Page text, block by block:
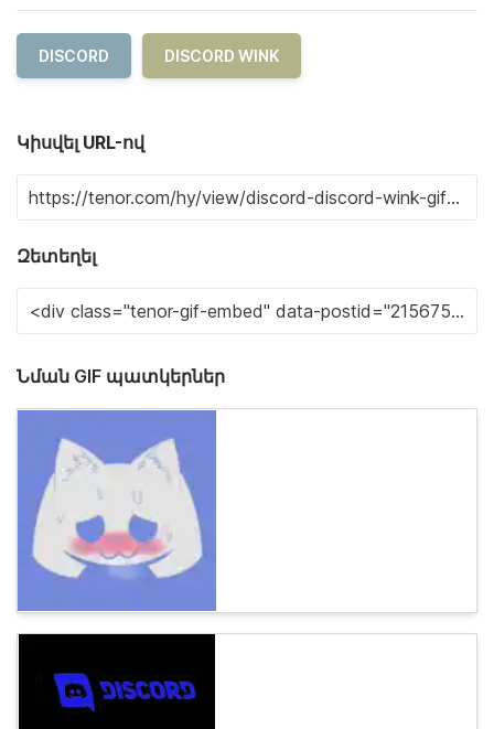
DISCORD DISCORD WINK
Կիսվել URL-ով
Զետեղել
Նման GIF պատկերներ